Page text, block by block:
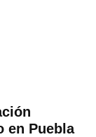
en Puebla